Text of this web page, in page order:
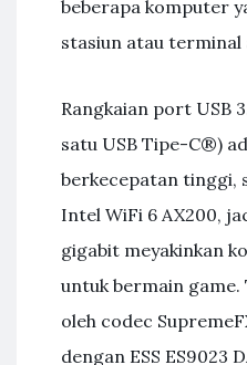
beberapa komputer
stasiun atau terminal
Rangkaian port USB
satu USB Tipe-C®)
berkecepatan tinggi,
Intel WiFi 6 AX200,
gigabit meyakinkan
untuk bermain
oleh codec
dengan ESS ES9023